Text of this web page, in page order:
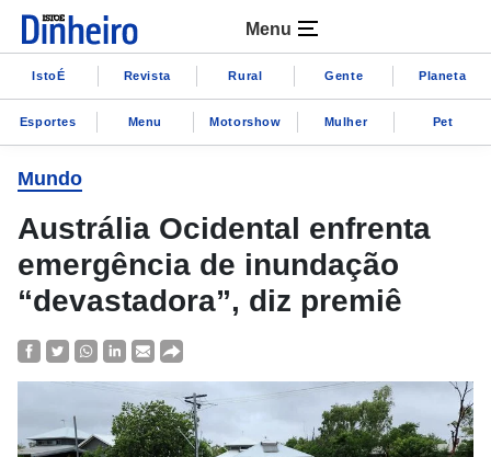
Menu
IstoÉ Revista Rural Gente Planeta
Esportes Menu Motorshow Mulher Pet
Mundo
Austrália Ocidental enfrenta
emergência de inundação
“devastadora”, diz premiê